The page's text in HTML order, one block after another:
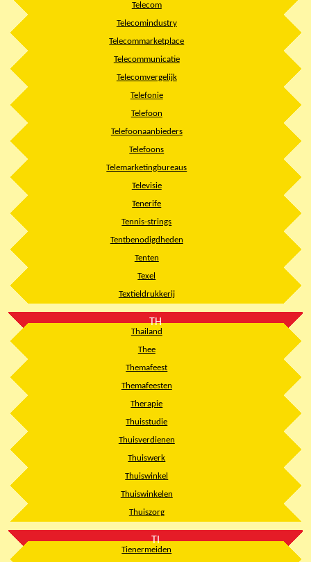
Telecom
Telecomindustry
Telecommarketplace
Telecommunicatie
Telecomvergelijk
Telefonie
Telefoon
Telefoonaanbieders
Telefoons
Telemarketingbureaus
Televisie
Tenerife
Tennis-strings
Tentbenodigdheden
Tenten
Texel
Textieldrukkerij
TH
Thailand
Thee
Themafeest
Themafeesten
Therapie
Thuisstudie
Thuisverdienen
Thuiswerk
Thuiswinkel
Thuiswinkelen
Thuiszorg
TI
Tienermeiden